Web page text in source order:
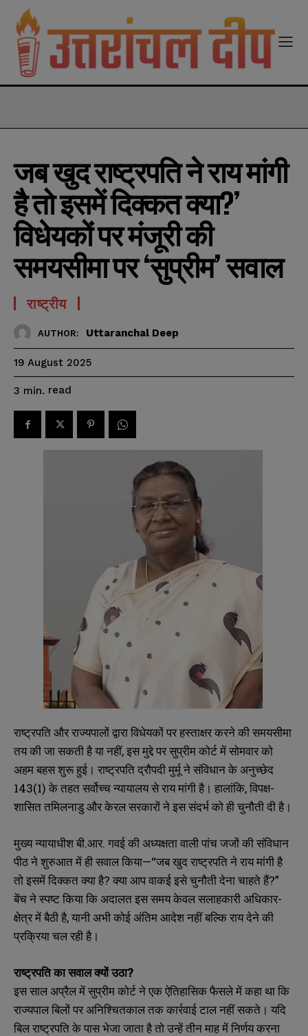
जब खुद राष्ट्रपति ने राय मांगी
है तो इसमें दिक्कत क्या?’
विधेयकों पर मंजूरी की
समयसीमा पर ‘सुप्रीम’ सवाल
राष्ट्रीय
AUTHOR: Uttaranchal Deep
19 August 2025
3 min. read
राष्ट्रपति और राज्यपालों द्वारा विधेयकों पर हस्ताक्षर करने की समयसीमा
तय की जा सकती है या नहीं, इस मुद्दे पर सुप्रीम कोर्ट में सोमवार को
अहम बहस शुरू हुई। राष्ट्रपति द्रौपदी मुर्मू ने संविधान के अनुच्छेद
143(1) के तहत सर्वोच्च न्यायालय से राय मांगी है। हालांकि, विपक्ष-
शासित तमिलनाडु और केरल सरकारों ने इस संदर्भ को ही चुनौती दी है।
मुख्य न्यायाधीश बी.आर. गवई की अध्यक्षता वाली पांच जजों की संविधान
पीठ ने शुरुआत में ही सवाल किया—“जब खुद राष्ट्रपति ने राय मांगी है
तो इसमें दिक्कत क्या है? क्या आप वाकई इसे चुनौती देना चाहते हैं?”
बेंच ने स्पष्ट किया कि अदालत इस समय केवल सलाहकारी अधिकार-
क्षेत्र में बैठी है, यानी अभी कोई अंतिम आदेश नहीं बल्कि राय देने की
प्रक्रिया चल रही है।
राष्ट्रपति का सवाल क्यों उठा?
इस साल अप्रैल में सुप्रीम कोर्ट ने एक ऐतिहासिक फैसले में कहा था कि
राज्यपाल बिलों पर अनिश्चितकाल तक कार्रवाई टाल नहीं सकते। यदि
बिल राष्ट्रपति के पास भेजा जाता है तो उन्हें तीन माह में निर्णय करना